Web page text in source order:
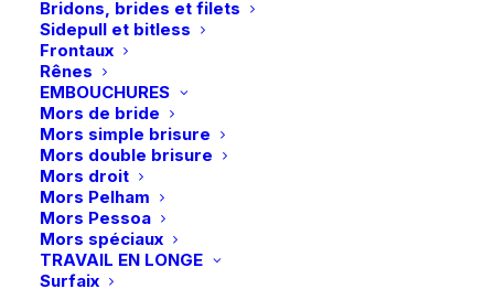
Bridons, brides et filets
Sidepull et bitless
Frontaux
Rênes
EMBOUCHURES
Mors de bride
Mors simple brisure
Mors double brisure
Mors droit
Mors Pelham
Mors Pessoa
Mors spéciaux
TRAVAIL EN LONGE
Surfaix
Taille
S M L
quantité
de
Samshield
|
Casque